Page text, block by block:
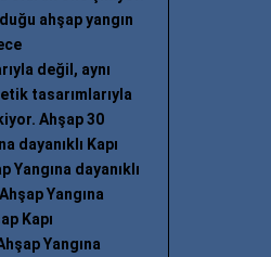
ahşap yangın
değil, aynı
tasarımlarıyla
Ahşap 30
dayanıklı Kapı
Yangına dayanıklı
Yangına
Kapı
Yangına